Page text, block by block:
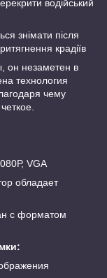
водійський
знімати після
крадіїв
он незаметен в
технология
чему
VGA
обладает
с форматом